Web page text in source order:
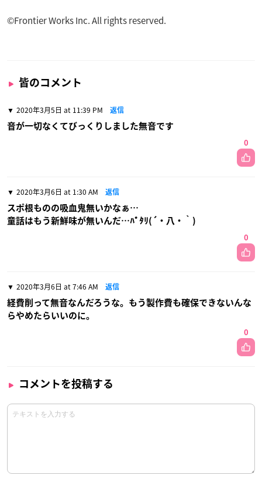
©Frontier Works Inc. All rights reserved.
皆のコメント
2020年3月5日 at 11:39 PM 返信
音が一切なくてびっくりしました無音です
0
2020年3月6日 at 1:30 AM 返信
スポ根ものの吸血鬼無いかなぁ…
童話はもう新鮮味が無いんだ…ﾊﾟﾀﾘ(´・八・｀)
0
2020年3月6日 at 7:46 AM 返信
経費削って無音なんだろうな。もう製作費も確保できないんな
らやめたらいいのに。
0
コメントを投稿する